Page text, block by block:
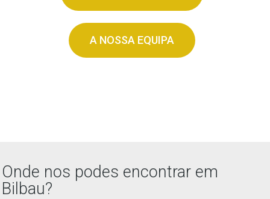
A NOSSA EQUIPA
Onde nos podes encontrar em
Bilbau?